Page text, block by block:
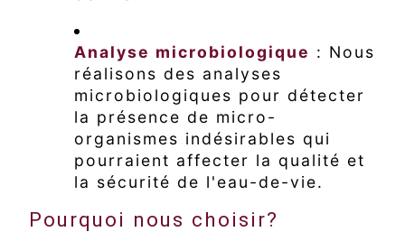
Analyse microbiologique : Nous
réalisons des analyses
microbiologiques pour détecter
la présence de micro-
organismes indésirables qui
pourraient affecter la qualité et
la sécurité de l'eau-de-vie.
Pourquoi nous choisir?